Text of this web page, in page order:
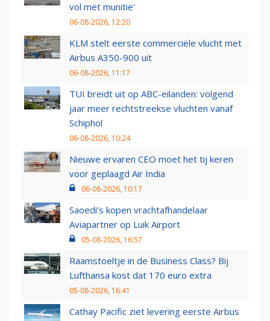
vol met munitie'
06-08-2026, 12:20
KLM stelt eerste commerciële vlucht met
Airbus A350-900 uit
06-08-2026, 11:17
TUI breidt uit op ABC-eilanden: volgend
jaar meer rechtstreekse vluchten vanaf
Schiphol
06-08-2026, 10:24
Nieuwe ervaren CEO moet het tij keren
voor geplaagd Air India
06-08-2026, 10:17
Saoedi’s kopen vrachtafhandelaar
Aviapartner op Luik Airport
05-08-2026, 16:57
Raamstoeltje in de Business Class? Bij
Lufthansa kost dat 170 euro extra
05-08-2026, 16:41
Cathay Pacific ziet levering eerste Airbus